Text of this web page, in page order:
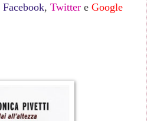
Facebook, Twitter e Google